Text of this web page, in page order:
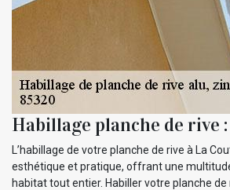
Habillage planche de rive
L’habillage de votre planche de rive à La
esthétique et pratique, offrant une
habitat tout entier. Habiller votre planche